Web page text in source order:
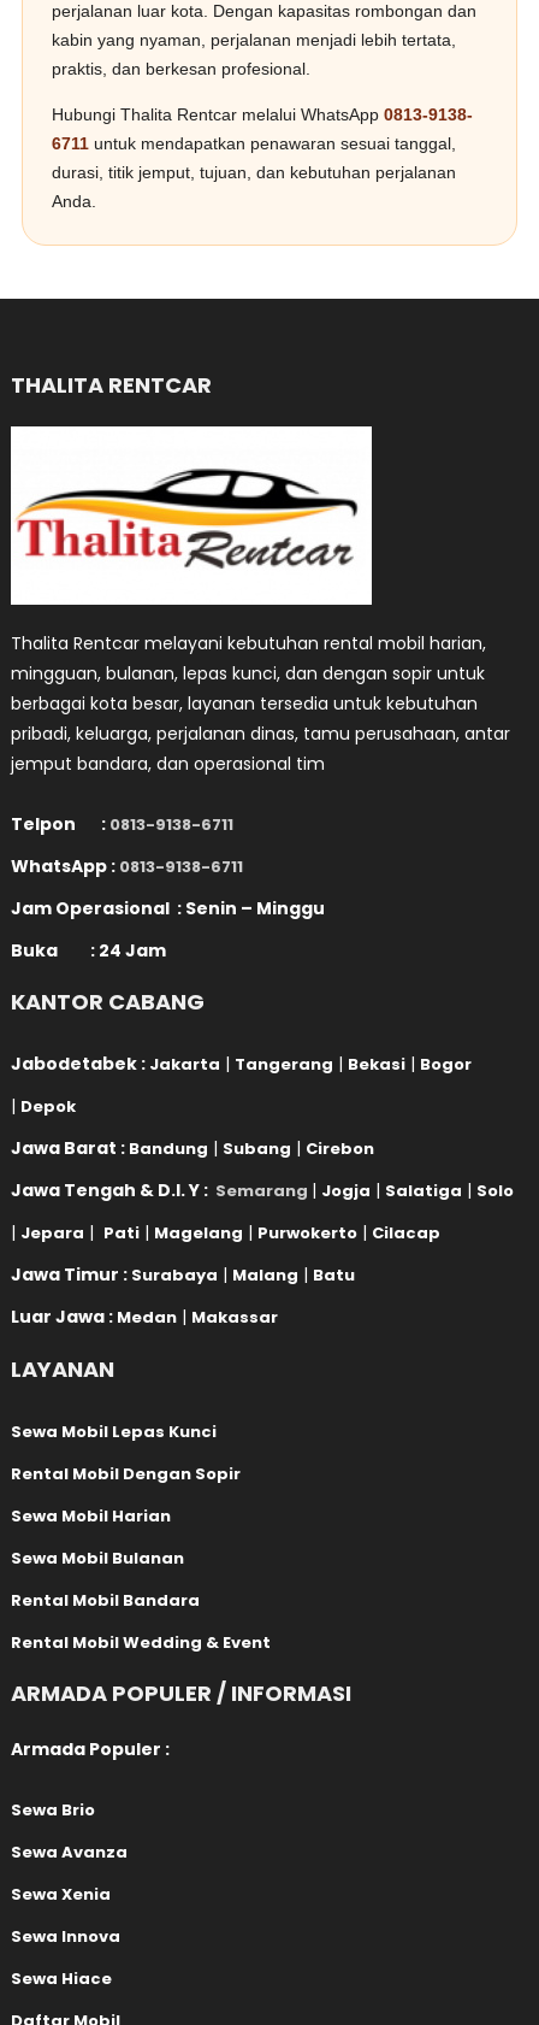
perjalanan luar kota. Dengan kapasitas rombongan dan
kabin yang nyaman, perjalanan menjadi lebih tertata,
praktis, dan berkesan profesional.
Hubungi Thalita Rentcar melalui WhatsApp0813-9138-
6711 untuk mendapatkan penawaran sesuai tanggal,
durasi, titik jemput, tujuan, dan kebutuhan perjalanan
Anda.
THALITA RENTCAR
Thalita Rentcar melayani kebutuhan rental mobil harian,
mingguan, bulanan, lepas kunci, dan dengan sopir untuk
berbagai kota besar, layanan tersedia untuk kebutuhan
pribadi, keluarga, perjalanan dinas, tamu perusahaan, antar
jemput bandara, dan operasional tim
Telpon : 0813-9138-6711
WhatsApp : 0813-9138-6711
Jam Operasional : Senin – Minggu
Buka : 24 Jam
KANTOR CABANG
Jabodetabek : Jakarta | Tangerang | Bekasi | Bogor
| Depok
Jawa Barat : Bandung | Subang | Cirebon
Jawa Tengah & D.I. Y : Semarang | Jogja | Salatiga | Solo
| Jepara | Pati | Magelang | Purwokerto | Cilacap
Jawa Timur : Surabaya | Malang | Batu
Luar Jawa : Medan | Makassar
LAYANAN
Sewa Mobil Lepas Kunci
Rental Mobil Dengan Sopir
Sewa Mobil Harian
Sewa Mobil Bulanan
Rental Mobil Bandara
Rental Mobil Wedding & Event
ARMADA POPULER / INFORMASI
Armada Populer :
Sewa Brio
Sewa Avanza
Sewa Xenia
Sewa Innova
Sewa Hiace